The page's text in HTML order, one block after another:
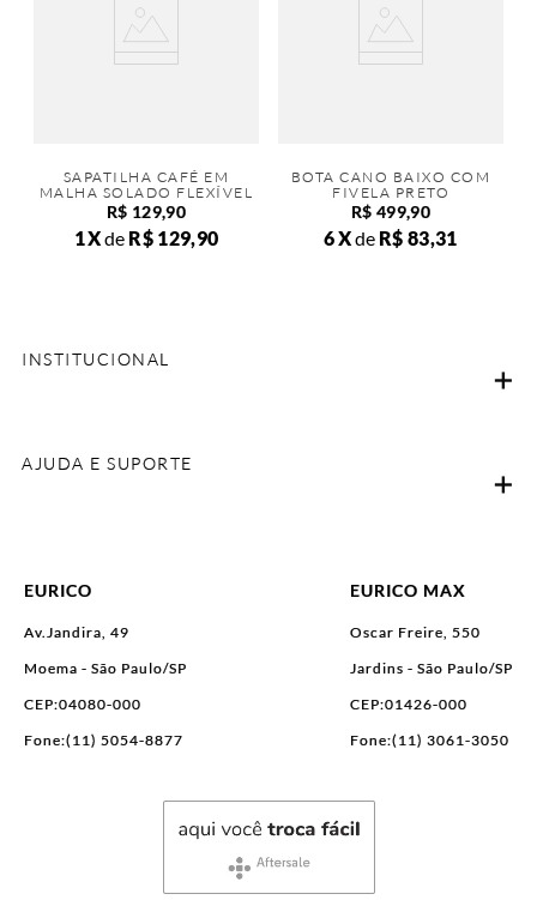
SAPATILHA CAFÉ EM
MALHA SOLADO FLEXÍVEL
R$ 129,90
1 de R$ 129,90
BOTA CANO BAIXO COM
FIVELA PRETO
R$ 499,90
6 de R$ 83,31
INSTITUCIONAL
AJUDA E SUPORTE
EURICO
Av.Jandira, 49
Moema - São Paulo/SP
CEP:04080-000
Fone:(11) 5054-8877
EURICO MAX
Oscar Freire, 550
Jardins - São Paulo/SP
CEP:01426-000
Fone:(11) 3061-3050